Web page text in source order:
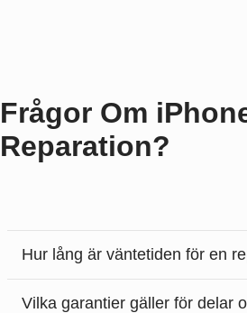
Frågor Om
Reparation?
Hur lång är väntetiden för en
Vilka garantier gäller för delar